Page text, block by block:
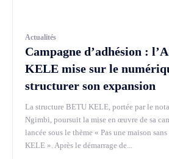
Actualités
Campagne d’adhésion :
KELE mise sur le
structurer son expansion
La structure BETU KELE, portée par le
Ngimbi, poursuit la mise en œuvre de sa
lancée sous le thème « Pas une maison
KELE ». Après le démarrage de...